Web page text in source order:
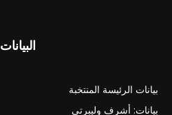
البيانات
بيانات الرئيسة المنتخبة
بيانات: أشرف وليبرتي